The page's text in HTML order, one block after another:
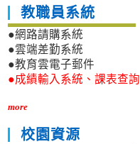
教職員系統
●網路請購系統
●雲端差勤系統
●教育雲電子郵件
●成績輸入系統、課表查詢
more
校園資源